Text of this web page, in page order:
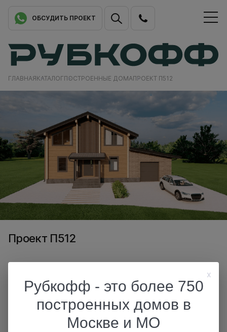
ОБСУДИТЬ ПРОЕКТ
ГЛАВНАЯКАТАЛОГПОСТРОЕННЫЕ ДОМАПРОЕКТ П512
Проект П512
Рубкофф - это более 750
построенных домов в
Москве и МО
x